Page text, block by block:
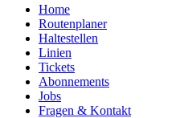
Home
Routenplaner
Haltestellen
Linien
Tickets
Abonnements
Jobs
Fragen & Kontakt